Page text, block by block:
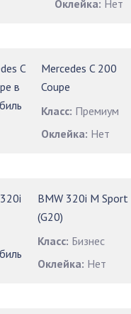
Оклейка: Нет
Mercedes C 200
Coupe
Класс: Премиум
Оклейка: Нет
BMW 320i M Sport
(G20)
Класс: Бизнес
Оклейка: Нет